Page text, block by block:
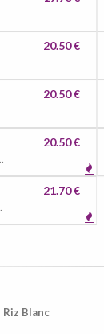
20.50 €
20.50 €
Sauce Épicée ,Coriandre
20.50 €
Gingembre
21.70 €
Riz Blanc